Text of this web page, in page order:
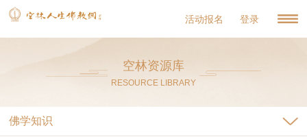
活动报名 登录
空林资源库
RESOURCE LIBRARY
佛学知识